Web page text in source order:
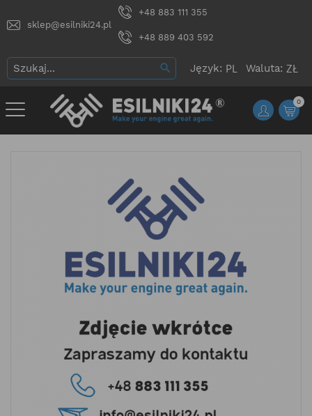
sklep@esilniki24.pl
+48 883 111 355
+48 889 403 592
Język: Waluta:
0